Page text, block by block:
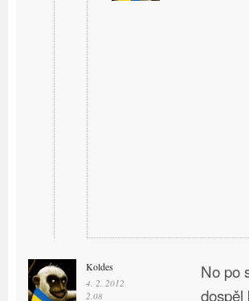
Koldes
4. 2. 2012
2.08
No po
dospěl